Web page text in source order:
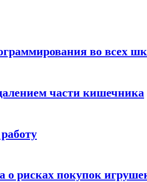
во всех
части кишечника
о рисках покупок